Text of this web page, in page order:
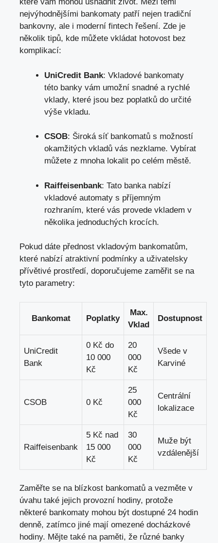
nejvýhodnějšími bankomaty patří nejen tradiční
bankovny, ale i moderní fintech řešení. Zde je
několik tipů, kde můžete vkládat hotovost bez
komplikací:
UniCredit Bank: Vkladové bankomaty
této banky vám umožní snadné a rychlé
vklady, které jsou bez poplatků do určité
výše vkladu.
CSOB: Široká síť bankomatů s možností
okamžitých vkladů vás nezklame. Vybírat
můžete z mnoha lokalit po celém městě.
Raiffeisenbank: Tato banka nabízí
vkladové automaty s příjemným
rozhraním, které vás provede vkladem v
několika jednoduchých krocích.
Pokud dáte přednost vkladovým bankomatům,
které nabízí atraktivní podmínky a uživatelsky
přívětivé prostředí, doporučujeme zaměřit se na
tyto parametry:
Bankomat Poplatky
Max.
Vklad
Dostupnost
UniCredit
Bank
0 Kč do
10 000
Kč
20
000
Kč
Všede v
Karviné
CSOB 0 Kč
25
000
Kč
Centrální
lokalizace
Raiffeisenbank
5 Kč nad
15 000
Kč
30
000
Kč
Muže být
vzdálenější
Zaměřte se na blízkost bankomatů a vezměte v
úvahu také jejich provozní hodiny, protože
některé bankomaty mohou být dostupné 24 hodin
denně, zatímco jiné mají omezené docházkové
hodiny. Mějte také na paměti, že různé banky